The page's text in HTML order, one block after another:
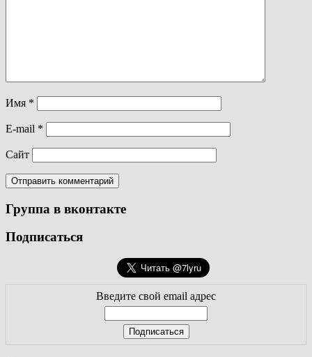
Имя *
E-mail *
Сайт
Группа в вконтакте
Подписаться
Введите свой email адрес